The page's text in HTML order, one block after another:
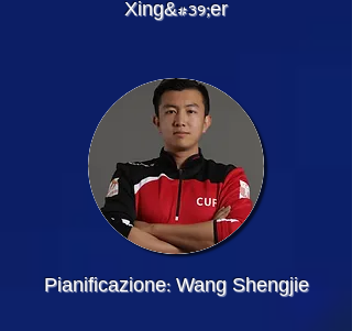
Xing&#39;er
Pianificazione: Wang Shengjie